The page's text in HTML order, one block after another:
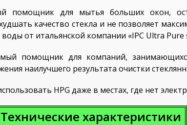
помощник для мытья больших окон,
качество стекла и не позволяет
от итальянской компании «IPC Ultra Pure
помощник для компаний,
наилучшего результата очистки
HPG даже в местах, где нет
Технические характеристики